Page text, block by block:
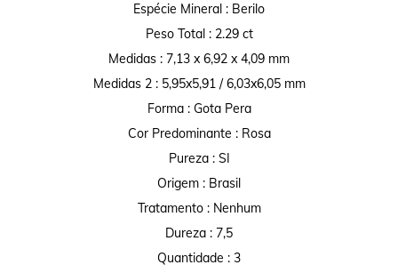
Espécie Mineral : Berilo
Peso Total : 2.29 ct
Medidas : 7,13 x 6,92 x 4,09 mm
Medidas 2 : 5,95x5,91 / 6,03x6,05 mm
Forma : Gota Pera
Cor Predominante : Rosa
Pureza : SI
Origem : Brasil
Tratamento : Nenhum
Dureza : 7,5
Quantidade : 3